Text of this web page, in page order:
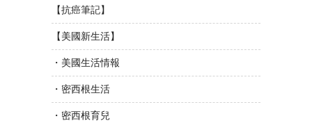
【抗癌筆記】
【美國新生活】
・美國生活情報
・密西根生活
・密西根育兒